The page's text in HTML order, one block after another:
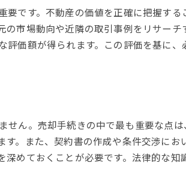
とその影響
スタイルと不動産選び
かしたプロモーション方法
です。不動産の価値を正確に把握す
市場動向や近隣の取引事例をリサー
価額が得られます。この評価を基に、
ん。売却手続きの中で最も重要な点
。また、契約書の作成や条件交渉に
めておくことが必要です。法律的な